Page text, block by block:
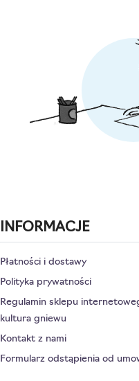
INFORMACJE
Płatności i dostawy
Polityka prywatności
Regulamin sklepu
kultura gniewu
Kontakt z nami
Formularz odstąpienia od